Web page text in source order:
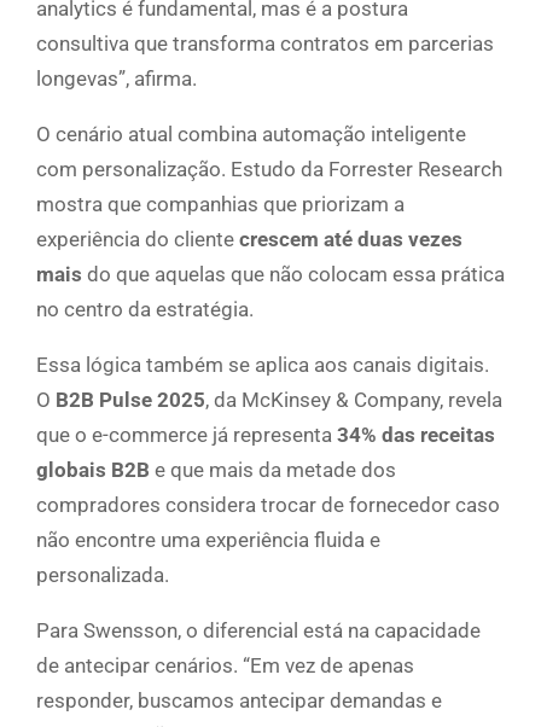
analytics é fundamental, mas é a postura
consultiva que transforma contratos em parcerias
longevas”, afirma.
O cenário atual combina automação inteligente
com personalização. Estudo da Forrester Research
mostra que companhias que priorizam a
experiência do cliente crescem até duas vezes
mais do que aquelas que não colocam essa prática
no centro da estratégia.
Essa lógica também se aplica aos canais digitais.
O B2B Pulse 2025, da McKinsey & Company, revela
que o e-commerce já representa 34% das receitas
globais B2B e que mais da metade dos
compradores considera trocar de fornecedor caso
não encontre uma experiência fluida e
personalizada.
Para Swensson, o diferencial está na capacidade
de antecipar cenários. “Em vez de apenas
responder, buscamos antecipar demandas e